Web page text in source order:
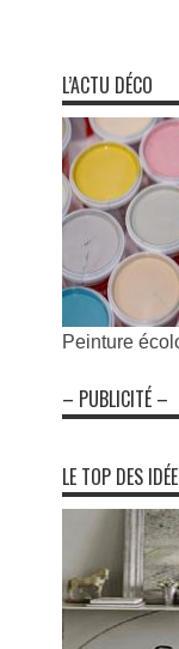
L’ACTU DÉCO
Peinture
– PUBLICITÉ –
LE TOP DES